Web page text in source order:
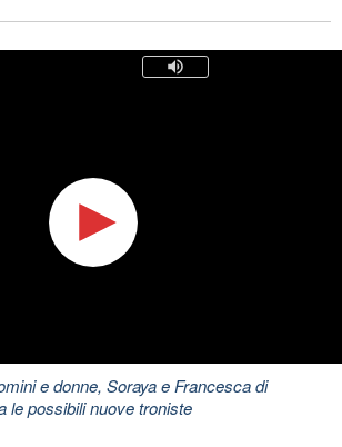
e donne, Soraya e Francesca di
le possibili nuove troniste